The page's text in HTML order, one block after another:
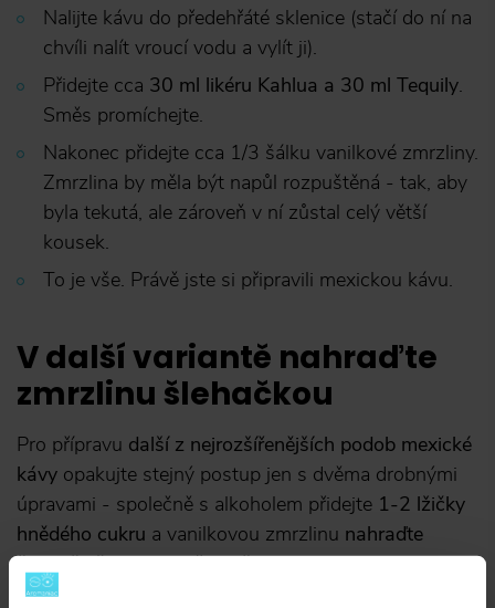
Nalijte kávu do předehřáté sklenice (stačí do ní na
chvíli nalít vroucí vodu a vylít ji).
Přidejte cca 30 ml likéru Kahlua a 30 ml Tequily.
Směs promíchejte.
Nakonec přidejte cca 1/3 šálku vanilkové zmrzliny.
Zmrzlina by měla být napůl rozpuštěná - tak, aby
byla tekutá, ale zároveň v ní zůstal celý větší
kousek.
To je vše. Právě jste si připravili mexickou kávu.
V další variantě nahraďte
zmrzlinu šlehačkou
Pro přípravu další z nejrozšířenějších podob mexické
kávy opakujte stejný postup jen s dvěma drobnými
úpravami - společně s alkoholem přidejte 1-2 lžičky
hnědého cukru a vanilkovou zmrzlinu nahraďte
čerstvě připravenou šlehačkou.